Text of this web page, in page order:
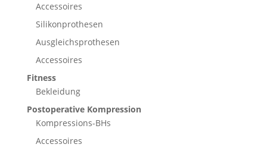
Accessoires
Silikonprothesen
Ausgleichsprothesen
Accessoires
Fitness
Bekleidung
Postoperative Kompression
Kompressions-BHs
Accessoires